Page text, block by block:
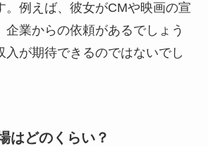
。例えば、彼女がCMや映画の宣
企業からの依頼があるでしょう
入が期待できるのではないでし
はどのくらい？